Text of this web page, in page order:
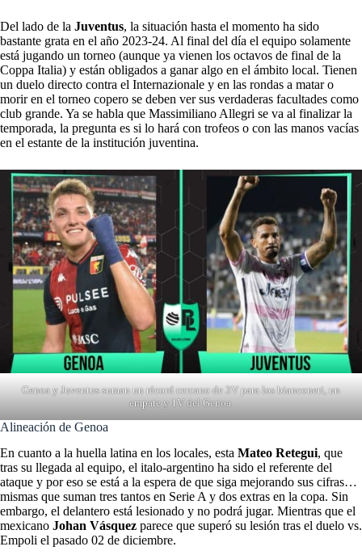
Del lado de la Juventus, la situación hasta el momento ha sido
bastante grata en el año 2023-24. Al final del día el equipo solamente
está jugando un torneo (aunque ya vienen los octavos de final de la
Coppa Italia) y están obligados a ganar algo en el ámbito local. Tienen
un duelo directo contra el Internazionale y en las rondas a matar o
morir en el torneo copero se deben ver sus verdaderas facultades como
club grande. Ya se habla que Massimiliano Allegri se va al finalizar la
temporada, la pregunta es si lo hará con trofeos o con las manos vacías
en el estante de la institución juventina.
Genoa y Juventus suman un récord cercano de 3V para los bianconeri, un
empate y 1V del Genoa.
Alineación de Genoa
En cuanto a la huella latina en los locales, esta Mateo Retegui, que
tras su llegada al equipo, el italo-argentino ha sido el referente del
ataque y por eso se está a la espera de que siga mejorando sus cifras…
mismas que suman tres tantos en Serie A y dos extras en la copa. Sin
embargo, el delantero está lesionado y no podrá jugar. Mientras que el
mexicano Johan Vásquez parece que superó su lesión tras el duelo vs.
Empoli el pasado 02 de diciembre.